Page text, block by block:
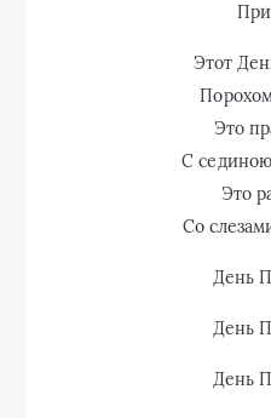
Этот
Это
С
Это
Со
День
День
День